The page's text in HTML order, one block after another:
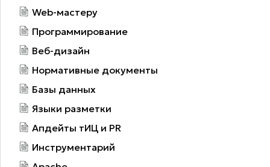
Web-мастеру
Программирование
Веб-дизайн
Нормативные документы
Базы данных
Языки разметки
Апдейты тИЦ и PR
Инструментарий